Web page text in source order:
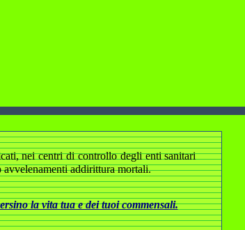
nei centri di controllo degli enti sanitari
addirittura mortali.
la vita tua e dei tuoi commensali.